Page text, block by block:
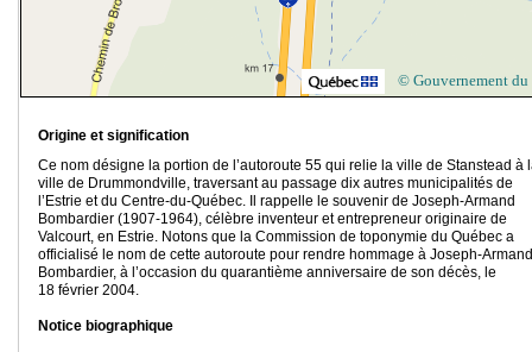
© Gouvernement du
Origine et signification
Ce nom désigne la portion de l’autoroute 55 qui relie la ville de Stanstead à
ville de Drummondville, traversant au passage dix autres municipalités de
l’Estrie et du Centre-du-Québec. Il rappelle le souvenir de Joseph-Armand
Bombardier (1907-1964), célèbre inventeur et entrepreneur originaire de
Valcourt, en Estrie. Notons que la Commission de toponymie du Québec a
officialisé le nom de cette autoroute pour rendre hommage à Joseph-Armand
Bombardier, à l’occasion du quarantième anniversaire de son décès, le
18 février 2004.
Notice biographique